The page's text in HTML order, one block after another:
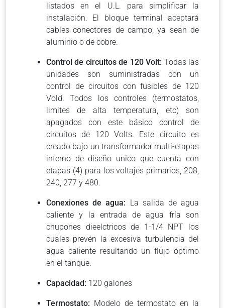
listados en el U.L. para simplificar la
instalación. El bloque terminal aceptará
cables conectores de campo, ya sean de
aluminio o de cobre.
Control de circuitos de 120 Volt: Todas las
unidades son suministradas con un
control de circuitos con fusibles de 120
Vold. Todos los controles (termostatos,
limites de alta temperatura, etc) son
apagados con este básico control de
circuitos de 120 Volts. Este circuito es
creado bajo un transformador multi-etapas
interno de diseño unico que cuenta con
etapas (4) para los voltajes primarios, 208,
240, 277 y 480.
Conexiones de agua: La salida de agua
caliente y la entrada de agua fría son
chupones dieelctricos de 1-1/4 NPT los
cuales prevén la excesiva turbulencia del
agua caliente resultando un flujo óptimo
en el tanque.
Capacidad: 120 galones
Termostato: Modelo de termostato en la